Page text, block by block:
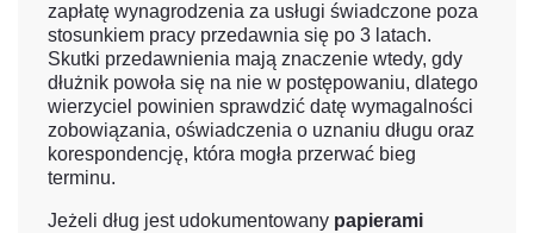
zapłatę wynagrodzenia za usługi świadczone poza
stosunkiem pracy przedawnia się po 3 latach.
Skutki przedawnienia mają znaczenie wtedy, gdy
dłużnik powoła się na nie w postępowaniu, dlatego
wierzyciel powinien sprawdzić datę wymagalności
zobowiązania, oświadczenia o uznaniu długu oraz
korespondencję, która mogła przerwać bieg
terminu.
Jeżeli dług jest udokumentowany papierami